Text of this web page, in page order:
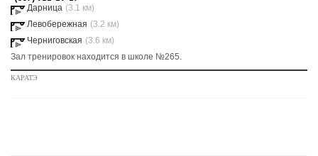
Дарница (3.1 км)
Левобережная (3.2 км)
Черниговская (3.6 км)
Зал тренировок находится в школе №265.
КАРАТЭ